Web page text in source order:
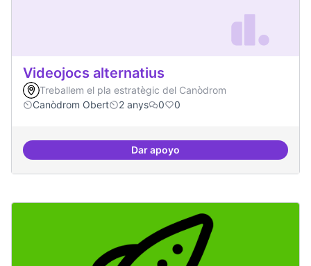
Videojocs alternatius
Treballem el pla estratègic del Canòdrom
Canòdrom Obert
2 anys 0 0
Dar apoyoVideojocs alternatius